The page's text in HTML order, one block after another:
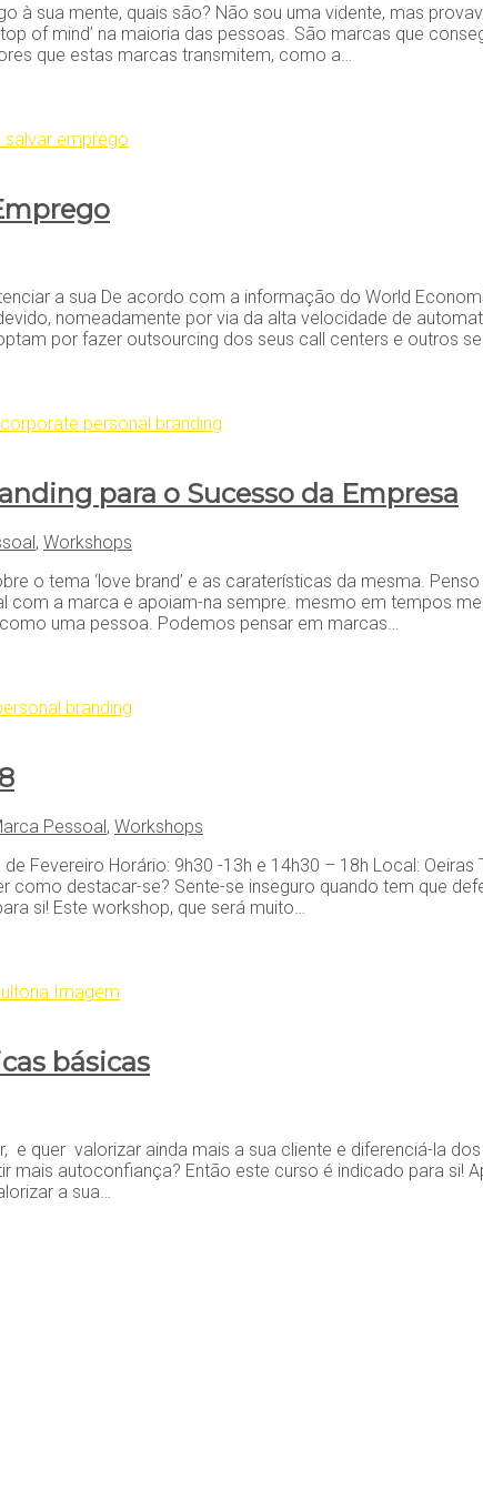
à sua mente, quais são? Não sou uma vidente, mas
of mind’ na maioria das pessoas. São marcas que
que estas marcas transmitem, como a…
a sua De acordo com a informação do World
nomeadamente por via da alta velocidade de
por fazer outsourcing dos seus call centers e outros
para o Sucesso da Empresa
, Workshops
o tema ‘love brand’ e as caraterísticas da mesma.
a marca e apoiam-na sempre. mesmo em tempos
uma pessoa. Podemos pensar em marcas…
Pessoal, Workshops
Fevereiro Horário: 9h30 -13h e 14h30 – 18h Local:
destacar-se? Sente-se inseguro quando tem que
si! Este workshop, que será muito…
básicas
quer valorizar ainda mais a sua cliente e diferenciá-la
mais autoconfiança? Então este curso é indicado para si!
a sua…